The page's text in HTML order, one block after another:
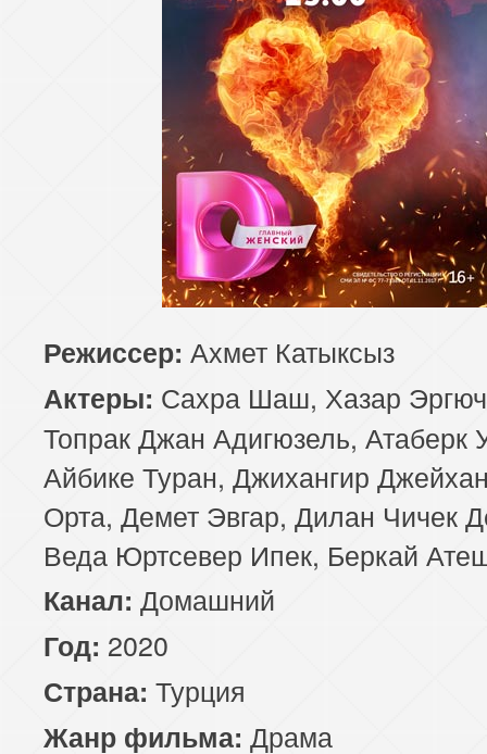
66 серия
67 серия
70 серия
71 серия
74 серия
75 серия
78 серия
79 серия
82 серия
83 серия
86 серия
87 серия
Режиссер: Ахмет Катыксыз
Актеры: Сахра Шаш, Хазар
Топрак Джан Адигюзель, Атаберк
Айбике Туран, Джихангир
Орта, Демет Эвгар, Дилан Чичек
Веда Юртсевер Ипек, Беркай
Канал: Домашний
Год: 2020
Страна: Турция
Жанр фильма: Драма